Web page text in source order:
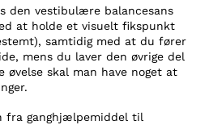
den vestibulære balancesans
at holde et visuelt fikspunkt
samtidig med at du fører
mens du laver den øvrige del
øvelse skal man have noget at
fra ganghjælpemiddel til